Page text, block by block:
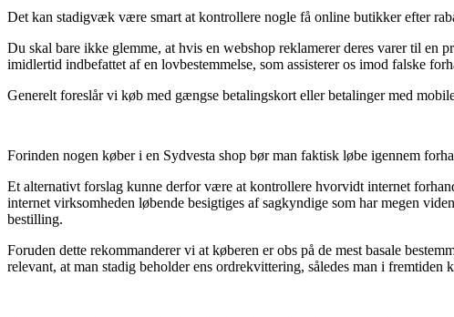
Det kan stadigvæk være smart at kontrollere nogle få online butikker efter
Du skal bare ikke glemme, at hvis en webshop reklamerer deres varer til en
imidlertid indbefattet af en lovbestemmelse, som assisterer os imod falske
Generelt foreslår vi køb med gængse betalingskort eller betalinger med
Forinden nogen køber i en Sydvesta shop bør man faktisk løbe igennem
Et alternativt forslag kunne derfor være at kontrollere hvorvidt internet
internet virksomheden løbende besigtiges af sagkyndige som har megen
bestilling.
Foruden dette rekommanderer vi at køberen er obs på de mest basale
relevant, at man stadig beholder ens ordrekvittering, således man i